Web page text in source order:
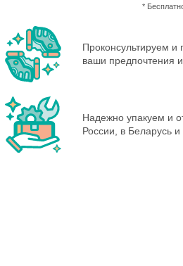
*
Проконсультируем и
ваши предпочтения
Надежно упакуем и
России, в Беларусь и